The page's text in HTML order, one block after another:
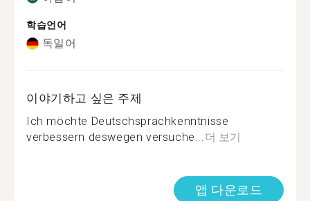
학습언어
독일어
이야기하고 싶은 주제
Ich möchte Deutschsprachkenntnisse
verbessern deswegen versuche...더 보기
앱 다운로드